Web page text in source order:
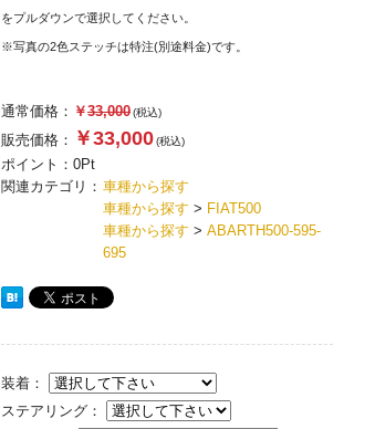
をプルダウンで選択してください。
※写真の2色ステッチは特注(別途料金)です。
通常価格： ￥33,000(税込)
販売価格： ￥33,000(税込)
ポイント： 0Pt
関連カテゴリ： 車種から探す
車種から探す > FIAT500
車種から探す > ABARTH500-595-
695
装着：
ステアリング：